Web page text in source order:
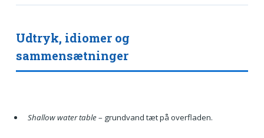
Udtryk, idiomer og
sammensætninger
Shallow water table– grundvand tæt på overfladen.